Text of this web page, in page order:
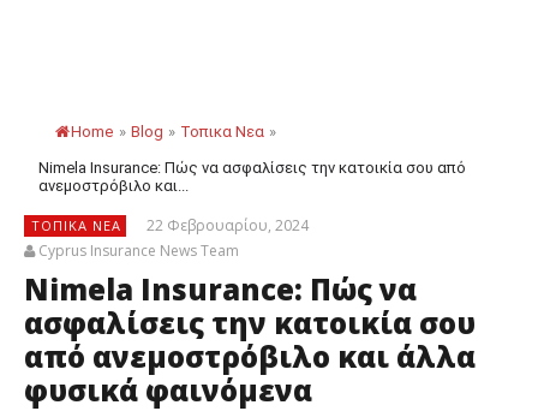
Home » Blog » Τοπικα Νεα »
Nimela Insurance: Πώς να ασφαλίσεις την κατοικία σου από
ανεμοστρόβιλο και...
ΤΟΠΙΚΑ ΝΕΑ
22 Φεβρουαρίου, 2024
Cyprus Insurance News Team
Nimela Insurance: Πώς να
ασφαλίσεις την κατοικία σου
από ανεμοστρόβιλο και άλλα
φυσικά φαινόμενα